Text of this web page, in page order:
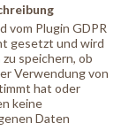
vom Plugin GDPR
gesetzt und wird
speichern, ob
Verwendung von
hat oder
keine
Daten